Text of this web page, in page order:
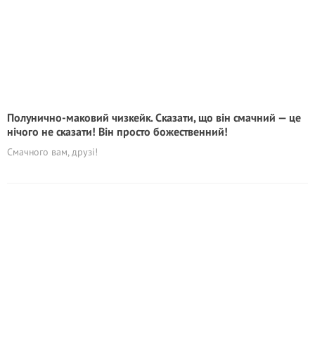
Полунично-маковий чизкейк. Сказати, що він смачний — це
нічого не сказати! Він просто божественний!
Смачного вам, друзі!